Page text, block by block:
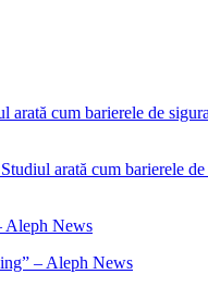
arată cum barierele
– Aleph News